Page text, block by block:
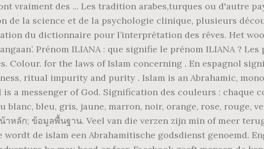
vraiment des ... Les tradition arabes,turques ou d'autre
de la science et de la psychologie clinique, plusieurs
du dictionnaire pour l’interprétation des rêves. Het
Prénom ILIANA : que signifie le prénom ILIANA ?
Colour. for the laws of Islam concerning . En espagnol
ritual impurity and purity . Islam is an Abrahamic,
a messenger of God. Signification des couleurs : chaque
bleu, gris, jaune, marron, noir, orange, rose, rouge,
หลัก; ข้อมูลพื้นฐาน. Veel van die verzen zijn min of meer
wordt de islam een Abrahamitische godsdienst genoemd.